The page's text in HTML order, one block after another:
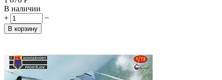
В наличии
+
−
В корзину